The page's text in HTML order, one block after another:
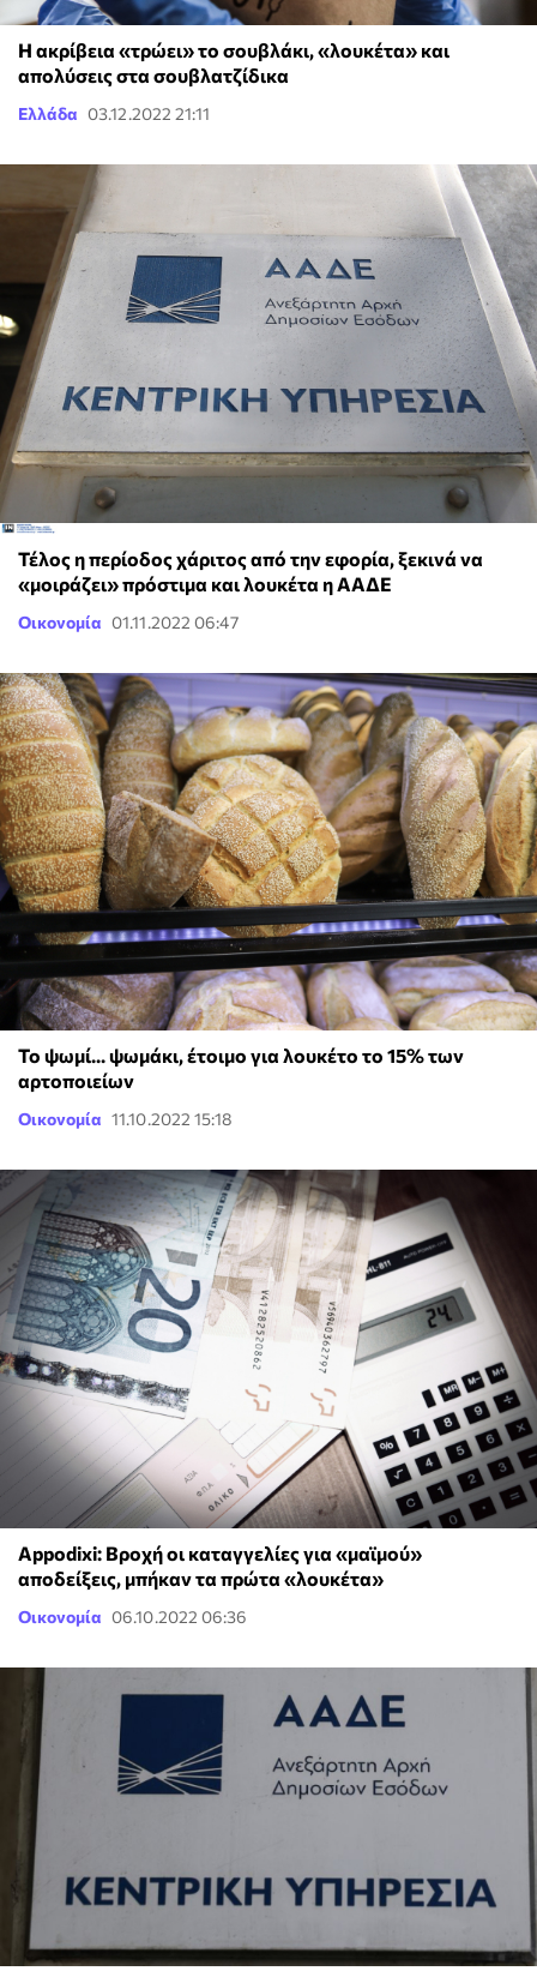
Η ακρίβεια «τρώει» το σουβλάκι, «λουκέτα» και
απολύσεις στα σουβλατζίδικα
Ελλάδα 03.12.2022 21:11
Τέλος η περίοδος χάριτος από την εφορία, ξεκινά να
«μοιράζει» πρόστιμα και λουκέτα η ΑΑΔΕ
Οικονομία 01.11.2022 06:47
Το ψωμί... ψωμάκι, έτοιμο για λουκέτο το 15% των
αρτοποιείων
Οικονομία 11.10.2022 15:18
Appodixi: Βροχή οι καταγγελίες για «μαϊμού»
αποδείξεις, μπήκαν τα πρώτα «λουκέτα»
Οικονομία 06.10.2022 06:36